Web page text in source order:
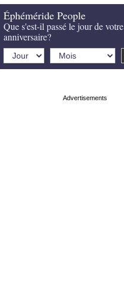
Éphéméride People
Que s'est-il passé le jour de votre
anniversaire?